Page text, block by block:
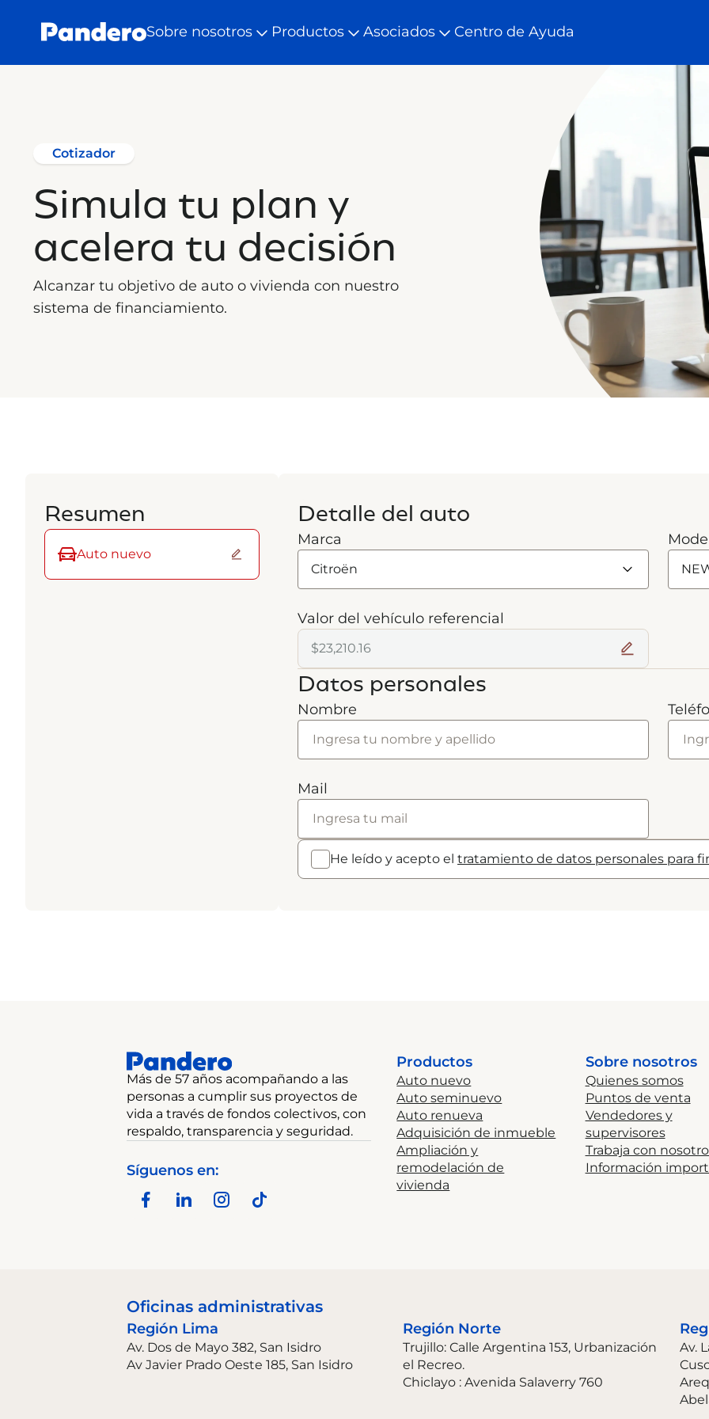
Sobre nosotros Productos Asociados Centro de Ayuda
Cotizador
Simula tu plan y
acelera tu decisión
Alcanzar tu objetivo de auto o vivienda con nuestro
sistema de financiamiento.
Resumen
Auto nuevo
Detalle del auto
Marca
Valor del vehículo referencial
Datos personales
Nombre
Mail
He leído y acepto el tratamiento de datos personales para
Más de 57 años acompañando a las
personas a cumplir sus proyectos de
vida a través de fondos colectivos, con
respaldo, transparencia y seguridad.
Síguenos en:
Productos
Auto nuevo
Auto seminuevo
Auto renueva
Adquisición de inmueble
Ampliación y
remodelación de
vivienda
Sobre nosotros
Quienes somos
Puntos de venta
Vendedores y
supervisores
Trabaja con
Información
Oficinas administrativas
Región Lima
Av. Dos de Mayo 382, San Isidro
Av Javier Prado Oeste 185, San Isidro
Región Norte
Trujillo: Calle Argentina 153, Urbanización
el Recreo.
Chiclayo : Avenida Salaverry 760
Av.